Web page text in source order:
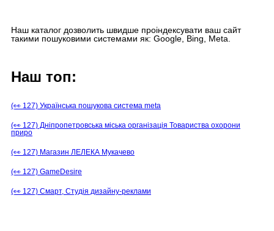
Наш каталог дозволить швидше проіндексувати ваш сайт
такими пошуковими системами як: Google, Bing, Meta.
Наш топ:
(👀 127) Українська пошукова система meta
(👀 127) Дніпропетровська міська організація Товариства охорони
приро
(👀 127) Магазин ЛЕЛЕКА Мукачево
(👀 127) GameDesire
(👀 127) Смарт, Студія дизайну-реклами